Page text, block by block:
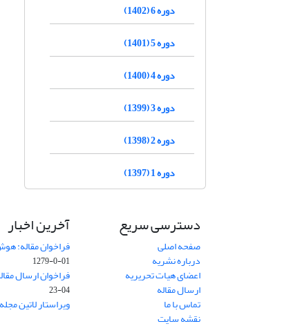
دوره 6 (1402)
دوره 5 (1401)
دوره 4 (1400)
دوره 3 (1399)
دوره 2 (1398)
دوره 1 (1397)
دسترسی سریع
صفحه اصلی
درباره نشریه
اعضای هیات تحریریه
ارسال مقاله
تماس با ما
نقشه سایت
آخرین اخبار
فراخوان مقاله:
01-0-1279
فراخوان ارسال
04-23
ویراستار لاتین مجله